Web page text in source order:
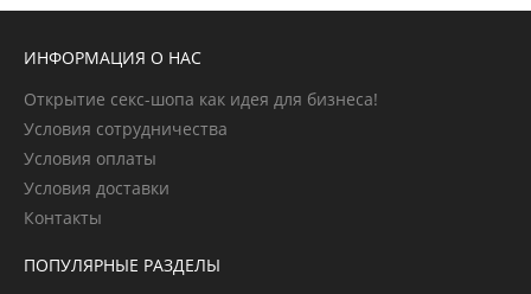
ИНФОРМАЦИЯ О НАС
Открытие секс-шопа как идея для бизнеса!
Условия сотрудничества
Условия оплаты
Условия доставки
Контакты
ПОПУЛЯРНЫЕ РАЗДЕЛЫ